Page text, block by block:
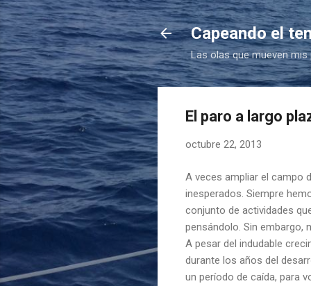
Capeando el
Las olas que mueven
El paro a largo
octubre 22, 2013
A veces ampliar el campo
inesperados. Siempre
conjunto de actividades
pensándolo. Sin embargo,
A pesar del indudable
durante los años del
un período de caída, para